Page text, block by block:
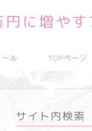
に増やす
ル TOPページ
サイト内検索